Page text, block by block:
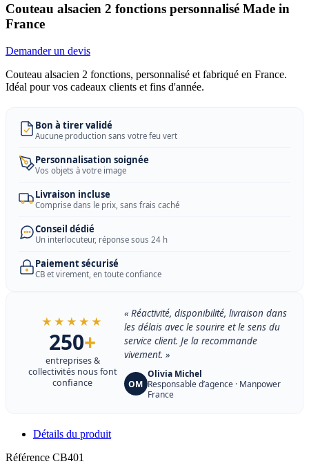
Couteau alsacien 2 fonctions personnalisé Made in
France
Demander un devis
Couteau alsacien 2 fonctions, personnalisé et fabriqué en France.
Idéal pour vos cadeaux clients et fins d'année.
Bon à tirer validé
Aucune production sans votre feu vert
Personnalisation soignée
Vos objets à votre image
Livraison incluse
Comprise dans le prix, sans frais caché
Conseil dédié
Un interlocuteur, réponse sous 24 h
Paiement sécurisé
CB et virement, en toute confiance
★★★★★
250+
entreprises &
collectivités nous font
confiance
« Réactivité, disponibilité, livraison dans
les délais avec le sourire et le sens du
service client. Je la recommande
vivement. »
OM
Olivia Michel
Responsable d’agence · Manpower
France
Détails du produit
Référence CB401